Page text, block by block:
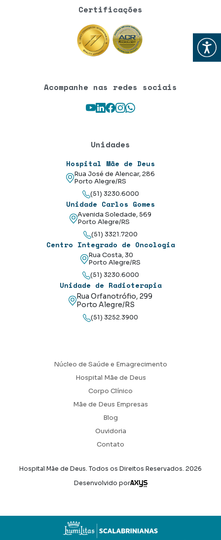
Abrir
Certificações
Acompanhe nas redes sociais
Youtube
LinkedIn
Facebook
Instagram
WhatsApp
Unidades
Hospital Mãe de Deus
Rua José de Alencar, 286
Porto Alegre/RS
(51) 3230.6000
Unidade Carlos Gomes
Avenida Soledade, 569
Porto Alegre/RS
(51) 3321.7200
Centro Integrado de Oncologia
Rua Costa, 30
Porto Alegre/RS
(51) 3230.6000
Unidade de Radioterapia
Rua Orfanotrófio, 299
Porto Alegre/RS
(51) 3252.3900
Núcleo de Saúde e Emagrecimento
Hospital Mãe de Deus
Corpo Clínico
Mãe de Deus Empresas
Blog
Ouvidoria
Contato
Hospital Mãe de Deus. Todos os Direitos Reservados. 2026
Desenvolvido por
Axysweb